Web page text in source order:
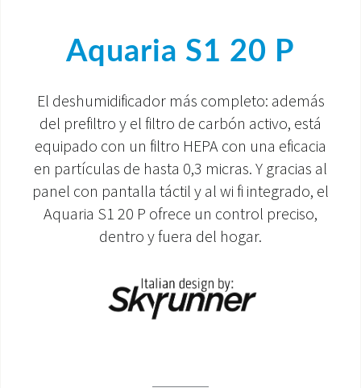
SISTEMAS INTEGRADOS
CONTACTA CON NOSOTROS
MONDE OS
ÁREA DE DESCARGA
Aquaria S1 20 P
El deshumidificador más completo: además
del prefiltro y el filtro de carbón activo, está
equipado con un filtro HEPA con una eficacia
en partículas de hasta 0,3 micras. Y gracias al
panel con pantalla táctil y al wi fi integrado, el
Aquaria S1 20 P ofrece un control preciso,
dentro y fuera del hogar.